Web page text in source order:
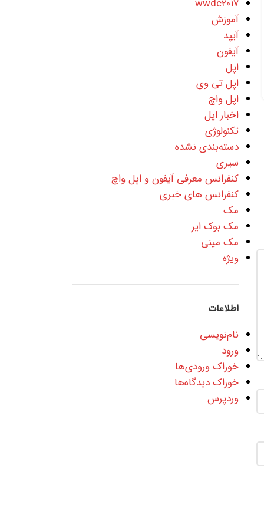
wwdc2017
آموزش
آیپد
آیفون
اپل
اپل تی وی
اپل واچ
اخبار اپل
تکنولوژی
دسته‌بندی نشده
سیری
کنفرانس معرفی آیفون و اپل واچ
کنفرانس های خبری
مک
مک بوک ایر
مک مینی
ویژه
اطلاعات
نام‌نویسی
ورود
خوراک ورودی‌ها
خوراک دیدگاه‌ها
وردپرس